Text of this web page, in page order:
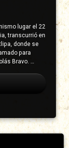
lugar el 22
transcurrió en
donde se
para
Bravo. …
Leonardo